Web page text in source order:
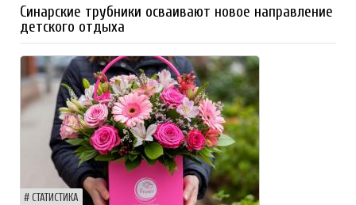
Синарские трубники осваивают новое направление
детского отдыха
СТАТИСТИКА